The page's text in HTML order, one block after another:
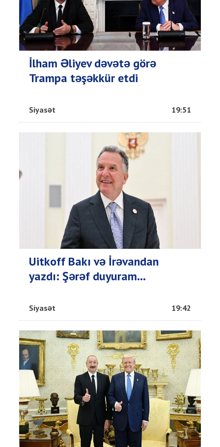
İlham Əliyev dəvətə görə
Trampa təşəkkür etdi
Siyasət 19:51
Uitkoff Bakı və İrəvandan
yazdı: Şərəf duyuram...
Siyasət 19:42